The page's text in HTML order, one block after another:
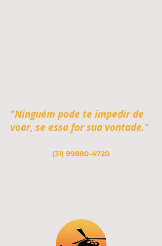
"Ninguém pode te impedir de
voar, se essa for sua vontade."
(31) 99880-4720